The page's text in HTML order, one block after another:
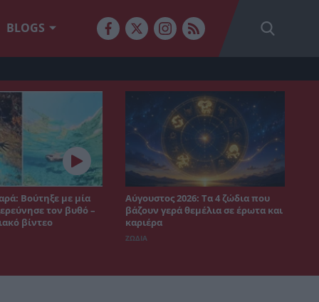
BLOGS
Βούτηξε με μία
τον βυθό –
βίντεο
Αύγουστος 2026: Τα 4 ζώδια που
βάζουν γερά θεμέλια σε έρωτα και
καριέρα
ΖΩΔΙΑ